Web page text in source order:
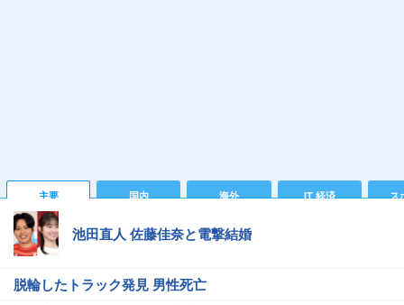
主要 国内 海外 IT 経済 ス
池田直人 佐藤佳奈と電撃結婚
脱輪したトラック発見 男性死亡